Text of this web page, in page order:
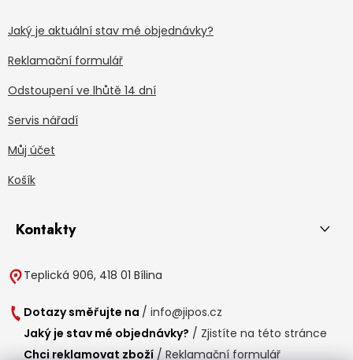
Jaký je aktuální stav mé objednávky?
Reklamační formulář
Odstoupení ve lhůtě 14 dní
Servis nářadí
Můj účet
Košík
Kontakty
Teplická 906, 418 01 Bílina
Dotazy směřujte na / info@jipos.cz
Jaký je stav mé objednávky? / Zjistíte na této stránce
Chci reklamovat zboží / Reklamační formulář